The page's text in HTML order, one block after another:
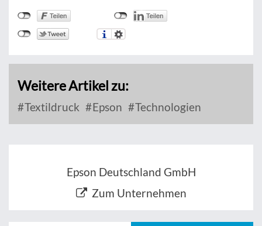
Weitere Artikel zu:
Textildruck Epson Technologien
Epson Deutschland GmbH
Zum Unternehmen